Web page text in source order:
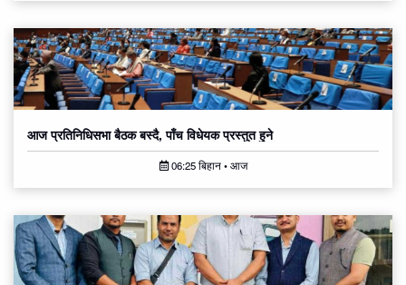
आज प्रतिनिधिसभा बैठक बस्दै, पाँच विधेयक प्रस्तुत हुने
06:25 बिहान • आज